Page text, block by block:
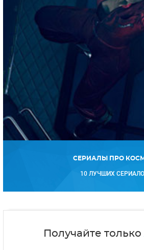
СЕРИАЛЫ ПРО
10 ЛУЧШИХ
Получайте только